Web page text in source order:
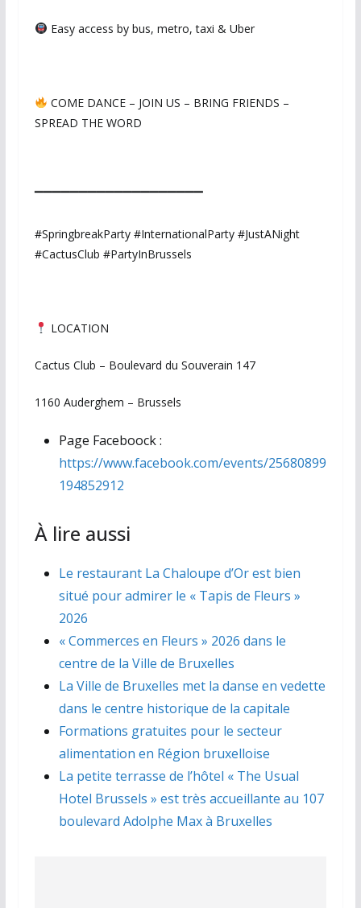
Easy access by bus, metro, taxi & Uber
COME DANCE – JOIN US – BRING FRIENDS –
SPREAD THE WORD
▔▔▔▔▔▔▔▔▔▔▔▔▔▔▔▔▔▔▔
#SpringbreakParty #InternationalParty #JustANight
#CactusClub #PartyInBrussels
LOCATION
Cactus Club – Boulevard du Souverain 147
1160 Auderghem – Brussels
Page Faceboock :
https://www.facebook.com/events/25680899
194852912
À lire aussi
Le restaurant La Chaloupe d’Or est bien
situé pour admirer le « Tapis de Fleurs »
2026
« Commerces en Fleurs » 2026 dans le
centre de la Ville de Bruxelles
La Ville de Bruxelles met la danse en vedette
dans le centre historique de la capitale
Formations gratuites pour le secteur
alimentation en Région bruxelloise
La petite terrasse de l’hôtel « The Usual
Hotel Brussels » est très accueillante au 107
boulevard Adolphe Max à Bruxelles